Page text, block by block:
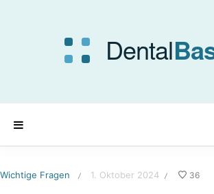
Wichtige Fragen / 1. Oktober 2024 / 36